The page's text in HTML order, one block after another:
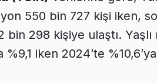
550 bin 727 kişi iken,
bin 298 kişiye ulaştı.
%9,1 iken 2024’te